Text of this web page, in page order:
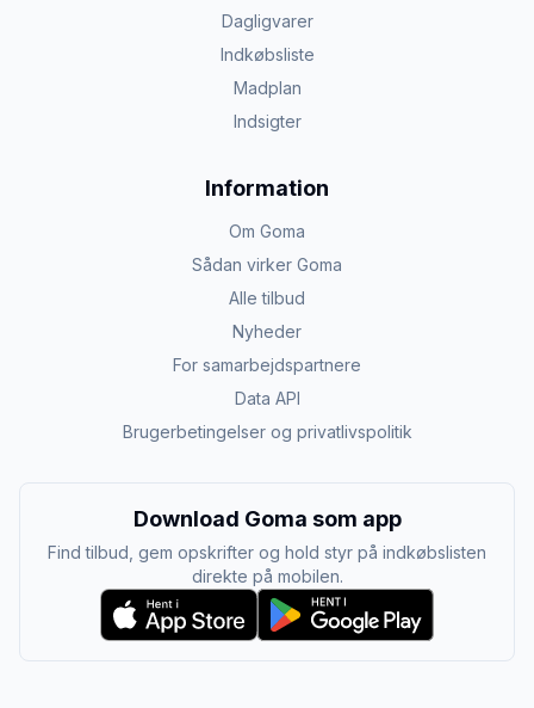
Dagligvarer
Indkøbsliste
Madplan
Indsigter
Information
Om Goma
Sådan virker Goma
Alle tilbud
Nyheder
For samarbejdspartnere
Data API
Brugerbetingelser og privatlivspolitik
Download Goma som app
Find tilbud, gem opskrifter og hold styr på indkøbslisten
direkte på mobilen.